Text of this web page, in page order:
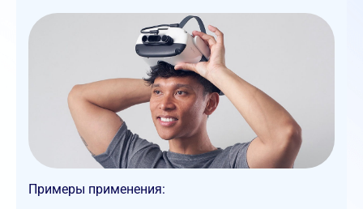
Примеры применения: